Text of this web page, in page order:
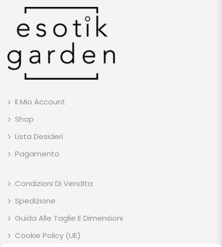
Il Mio Account
Shop
Lista Desideri
Pagamento
Condizioni Di Vendita
Spedizione
Guida Alle Taglie E Dimensioni
Cookie Policy (UE)